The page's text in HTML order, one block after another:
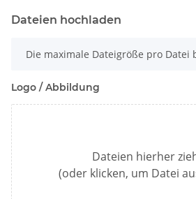
Dateien hochladen
x
Die maximale Dateigröße pro Datei
Logo / Abbildung
Dateien hierher
(oder klicken, um Datei